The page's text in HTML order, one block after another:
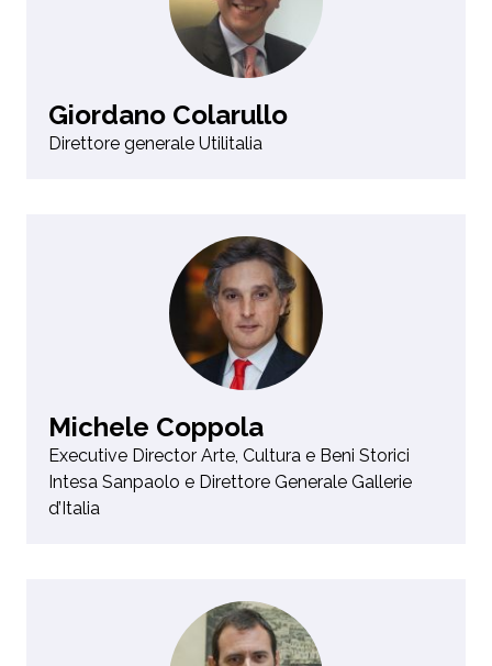
Giordano Colarullo
Direttore generale Utilitalia
Michele Coppola
Executive Director Arte, Cultura e Beni Storici
Intesa Sanpaolo e Direttore Generale Gallerie
d’Italia